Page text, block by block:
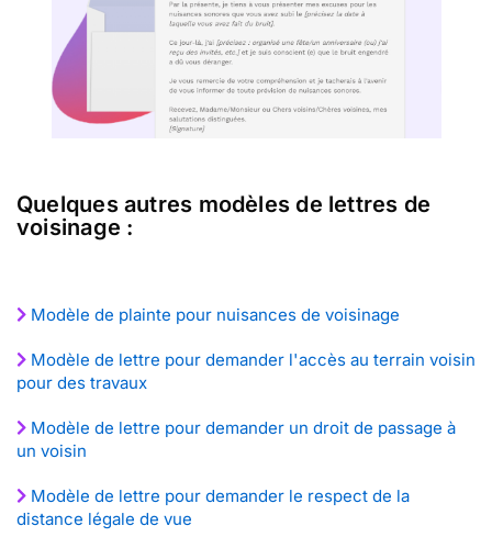
Quelques autres modèles de lettres de
voisinage :
Modèle de plainte pour nuisances de voisinage
Modèle de lettre pour demander l'accès au terrain voisin
pour des travaux
Modèle de lettre pour demander un droit de passage à
un voisin
Modèle de lettre pour demander le respect de la
distance légale de vue